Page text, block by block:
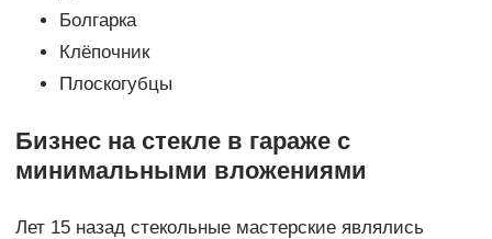
Болгарка
Клёпочник
Плоскогубцы
Бизнес на стекле в гараже с
минимальными вложениями
Лет 15 назад стекольные мастерские являлись